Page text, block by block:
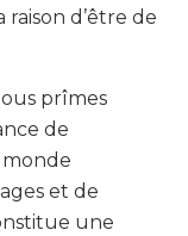
d’être de
prîmes
de
monde
et de
une